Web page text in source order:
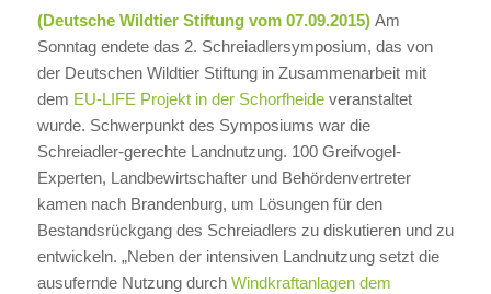
(Deutsche Wildtier Stiftung vom 07.09.2015)Am
Sonntag endete das 2. Schreiadlersymposium, das von
der Deutschen Wildtier Stiftung in Zusammenarbeit mit
dem EU-LIFE Projekt in der Schorfheideveranstaltet
wurde. Schwerpunkt des Symposiums war die
Schreiadler-gerechte Landnutzung. 100 Greifvogel-
Experten, Landbewirtschafter und Behördenvertreter
kamen nach Brandenburg, um Lösungen für den
Bestandsrückgang des Schreiadlers zu diskutieren und zu
entwickeln. „Neben der intensiven Landnutzung setzt die
ausufernde Nutzung durch Windkraftanlagen dem